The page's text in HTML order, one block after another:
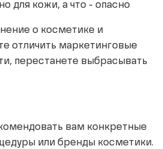
для кожи, а что - опасно
о косметике и
отличить маркетинговые
перестанете выбрасывать
вам конкретные
или бренды косметики.